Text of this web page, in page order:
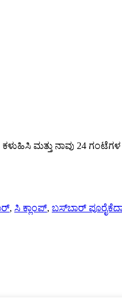
ಮತ್ತು ನಾವು 24 ಗಂಟೆಗಳ
, ಸಿ ಕ್ಲಾಂಪ್, ಬಸ್‌ಬಾರ್